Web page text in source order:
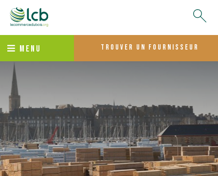
MENU trouver un fournisseur